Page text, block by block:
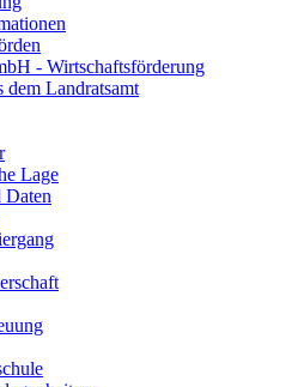
- Wirtschaftsförderung
dem Landratsamt
Lage
Daten